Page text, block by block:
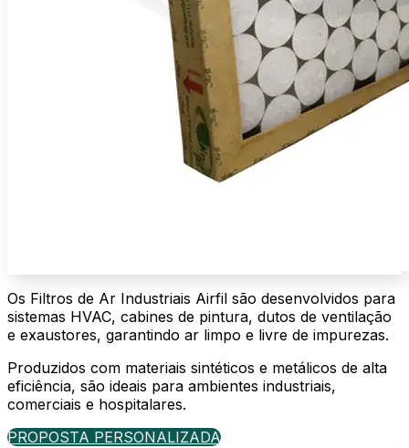
Os Filtros de Ar Industriais Airfil são desenvolvidos para
sistemas HVAC, cabines de pintura, dutos de ventilação
e exaustores, garantindo ar limpo e livre de impurezas.
Produzidos com materiais sintéticos e metálicos de alta
eficiência, são ideais para ambientes industriais,
comerciais e hospitalares.
PROPOSTA PERSONALIZADA